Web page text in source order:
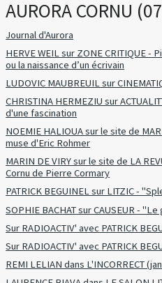
AURORA CORNU
Journal d'Aurora
HERVE WEIL sur ZONE CRITIQUE -
ou la naissance d’un écrivain
LUDOVIC MAUBREUIL sur
CHRISTINA HERMEZIU sur
d'une fascination
NOEMIE HALIOUA sur le site de
muse d'Eric Rohmer
MARIN DE VIRY sur le site de LA
Cornu de Pierre Cormary
PATRICK BEGUINEL sur LITZIC -
SOPHIE BACHAT sur CAUSEUR -
Sur RADIOACTIV' avec PATRICK
Sur RADIOACTIV' avec PATRICK
REMI LELIAN dans L'INCORRECT